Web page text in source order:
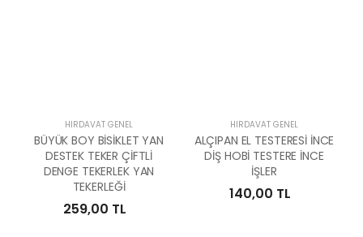
HIRDAVAT GENEL
BÜYÜK BOY BİSİKLET YAN
DESTEK TEKER ÇİFTLİ
DENGE TEKERLEK YAN
TEKERLEĞİ
259,00 TL
HIRDAVAT GENEL
ALÇIPAN EL TESTERESİ İNCE
DİŞ HOBİ TESTERE İNCE
İŞLER
140,00 TL